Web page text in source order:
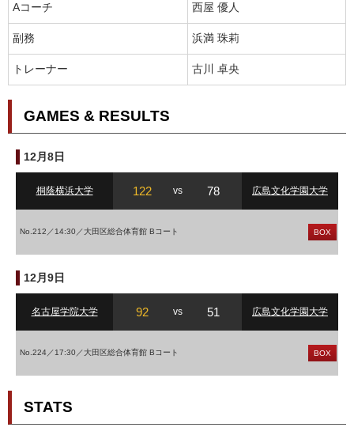
Aコーチ 西屋 優人
副務 浜満 珠莉
トレーナー 古川 卓央
GAMES & RESULTS
12月8日
桐蔭横浜大学 122 vs 78 広島文化学園大学
No.212／14:30／大田区総合体育館 Bコート BOX
12月9日
名古屋学院大学 92 vs 51 広島文化学園大学
No.224／17:30／大田区総合体育館 Bコート BOX
STATS